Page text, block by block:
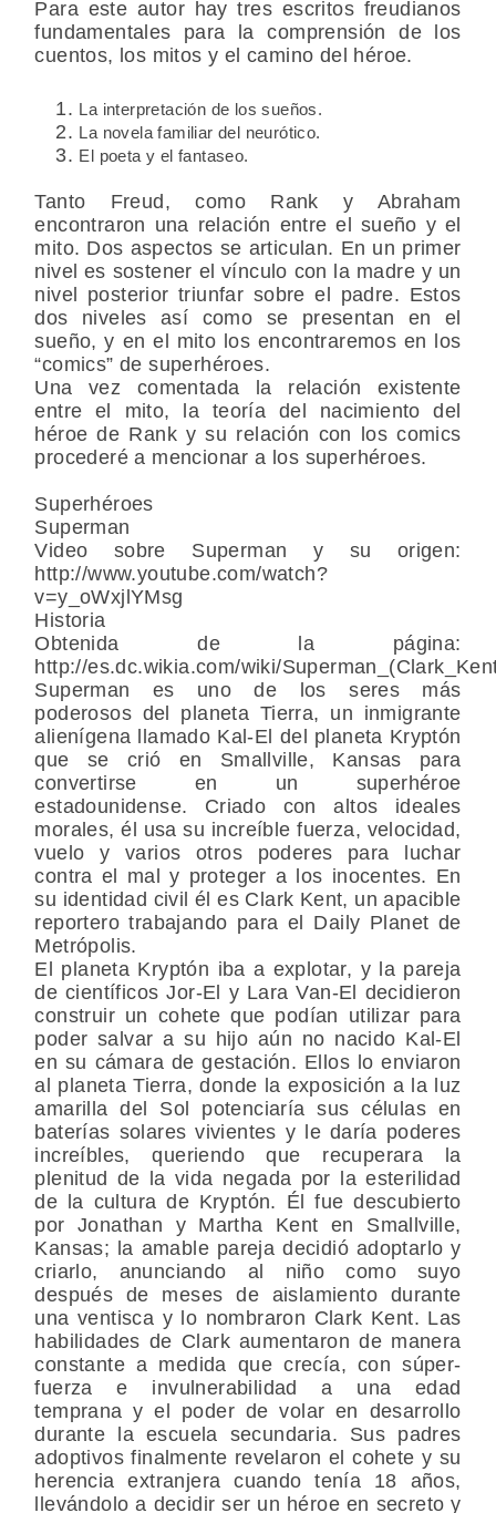
Para este autor hay tres escritos freudianos
fundamentales para la comprensión de los
cuentos, los mitos y el camino del héroe.
La interpretación de los sueños.
La novela familiar del neurótico.
El poeta y el fantaseo.
Tanto Freud, como Rank y Abraham
encontraron una relación entre el sueño y el
mito. Dos aspectos se articulan. En un primer
nivel es sostener el vínculo con la madre y un
nivel posterior triunfar sobre el padre. Estos
dos niveles así como se presentan en el
sueño, y en el mito los encontraremos en los
“comics” de superhéroes.
Una vez comentada la relación existente
entre el mito, la teoría del nacimiento del
héroe de Rank y su relación con los comics
procederé a mencionar a los superhéroes.
Superhéroes
Superman
Video sobre Superman y su origen:
http://www.youtube.com/watch?
v=y_oWxjlYMsg
Historia
Obtenida de la página:
http://es.dc.wikia.com/wiki/
Superman es uno de los seres más
poderosos del planeta Tierra, un inmigrante
alienígena llamado Kal-El del planeta Kryptón
que se crió en Smallville, Kansas para
convertirse en un superhéroe
estadounidense. Criado con altos ideales
morales, él usa su increíble fuerza, velocidad,
vuelo y varios otros poderes para luchar
contra el mal y proteger a los inocentes. En
su identidad civil él es Clark Kent, un apacible
reportero trabajando para el Daily Planet de
Metrópolis.
El planeta Kryptón iba a explotar, y la pareja
de científicos Jor-El y Lara Van-El decidieron
construir un cohete que podían utilizar para
poder salvar a su hijo aún no nacido Kal-El
en su cámara de gestación. Ellos lo enviaron
al planeta Tierra, donde la exposición a la luz
amarilla del Sol potenciaría sus células en
baterías solares vivientes y le daría poderes
increíbles, queriendo que recuperara la
plenitud de la vida negada por la esterilidad
de la cultura de Kryptón. Él fue descubierto
por Jonathan y Martha Kent en Smallville,
Kansas; la amable pareja decidió adoptarlo y
criarlo, anunciando al niño como suyo
después de meses de aislamiento durante
una ventisca y lo nombraron Clark Kent. Las
habilidades de Clark aumentaron de manera
constante a medida que crecía, con súper-
fuerza e invulnerabilidad a una edad
temprana y el poder de volar en desarrollo
durante la escuela secundaria. Sus padres
adoptivos finalmente revelaron el cohete y su
herencia extranjera cuando tenía 18 años,
llevándolo a decidir ser un héroe en secreto y